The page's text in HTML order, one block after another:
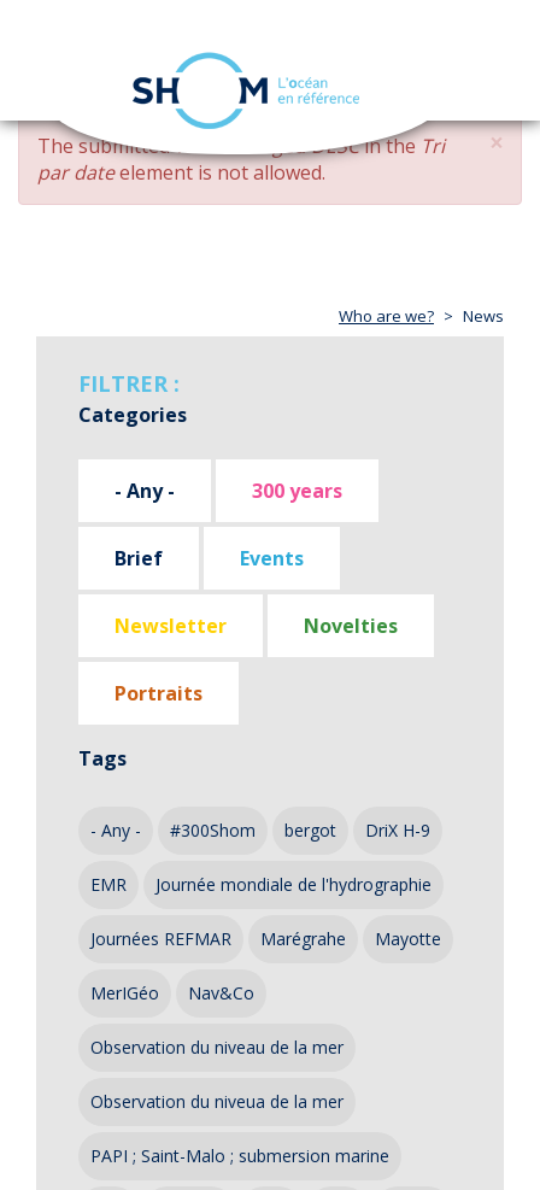
Skip
main
content
navigation
×
ERROR
MESSAGE
The submitted value changed DESCin the Tri
par dateelement is not allowed.
Who are we? News
FILTRER :
Categories
- Any - 300 years
Brief Events
Newsletter Novelties
Portraits
Tags
- Any - #300Shom bergot DriX H-9
EMR Journée mondiale de l'hydrographie
Journées REFMAR Marégrahe Mayotte
MerIGéo Nav&Co
Observation du niveau de la mer
Observation du niveua de la mer
PAPI ; Saint-Malo ; submersion marine